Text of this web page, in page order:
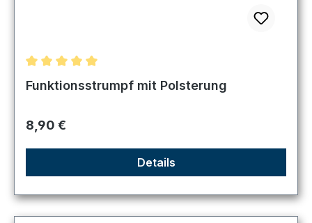
Durchschnittliche Bewertung von 5 von 5 Sternen
Funktionsstrumpf mit Polsterung
Regulärer Preis:
8,90 €
Details